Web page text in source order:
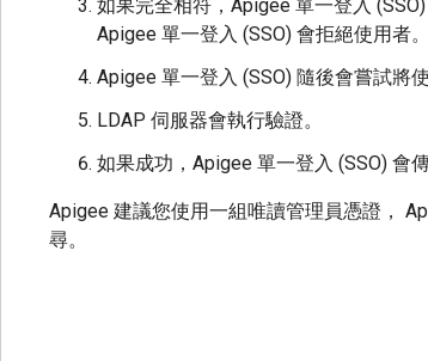
如果完全相符，Apigee 單一登入
Apigee 單一登入 (SSO) 會拒絕使用者。
Apigee 單一登入 (SSO) 隨後會嘗試將
LDAP 伺服器會執行驗證。
如果成功，Apigee 單一登入 (SSO) 會
Apigee 建議您使用一組唯讀管理員憑證，
尋。